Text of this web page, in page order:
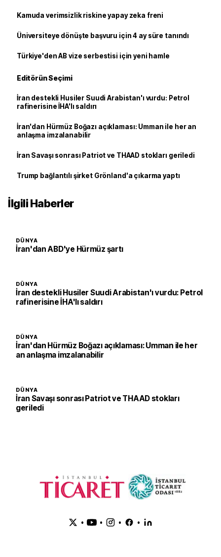
Kamuda verimsizlik riskine yapay zeka freni
Üniversiteye dönüşte başvuru için 4 ay süre tanındı
Türkiye'den AB vize serbestisi için yeni hamle
Editörün Seçimi
İran destekli Husiler Suudi Arabistan'ı vurdu: Petrol
rafinerisine İHA'lı saldırı
İran'dan Hürmüz Boğazı açıklaması: Umman ile her an
anlaşma imzalanabilir
İran Savaşı sonrası Patriot ve THAAD stokları geriledi
Trump bağlantılı şirket Grönland'a çıkarma yaptı
İlgili Haberler
DÜNYA
İran'dan ABD'ye Hürmüz şartı
DÜNYA
İran destekli Husiler Suudi Arabistan'ı vurdu: Petrol
rafinerisine İHA'lı saldırı
DÜNYA
İran'dan Hürmüz Boğazı açıklaması: Umman ile her
an anlaşma imzalanabilir
DÜNYA
İran Savaşı sonrası Patriot ve THAAD stokları
geriledi
• • • •